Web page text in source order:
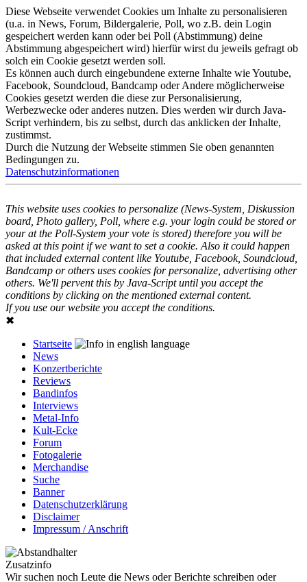
Diese Webseite verwendet Cookies um Inhalte zu personalisieren
(u.a. in News, Forum, Bildergalerie, Poll, wo z.B. dein Login
gespeichert werden kann oder bei Poll (Abstimmung) deine
Abstimmung abgespeichert wird) hierfür wirst du jeweils gefragt ob
solch ein Cookie gesetzt werden soll.
Es können auch durch eingebundene externe Inhalte wie Youtube,
Facebook, Soundcloud, Bandcamp oder Andere möglicherweise
Cookies gesetzt werden die diese zur Personalisierung,
Werbezwecke oder anderes nutzen. Dies werden wir durch Java-
Script verhindern, bis zu selbst, durch das anklicken der Inhalte,
zustimmst.
Durch die Nutzung der Webseite stimmen Sie oben genannten
Bedingungen zu.
Datenschutzinformationen
This website uses cookies to personalize (News-System, Diskussion
board, Photo gallery, Poll, where e.g. your login could be stored or
your at the Poll-System your vote is stored) therefore you will be
asked at this point if we want to set a cookie. Also it could happen
that included external content like Youtube, Facebook, Soundcloud,
Bandcamp or others uses cookies for personalize, advertising other
others. We'll pervent this by Java-Script until you accept the
conditions by clicking on the mentioned external content.
If you use our website you accept the conditions.
✖
Startseite
News
Konzertberichte
Reviews
Bandinfos
Interviews
Metal-Info
Kult-Ecke
Forum
Fotogalerie
Merchandise
Suche
Banner
Datenschutzerklärung
Disclaimer
Impressum / Anschrift
Zusatzinfo
Wir suchen noch Leute die News oder Berichte schreiben oder